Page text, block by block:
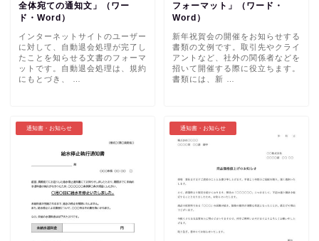
全体宛ての通知文」（ワー
ド・Word）
インターネットサイトのユーザー
に対して、自動退会処理が完了し
たことを知らせる文書のフォーマ
ットです。自動退会処理は、規約
にもとづき、 …
フォーマット」（ワード・
Word）
新年祝賀会の開催をお知らせする
書類の文例です。取引先やクライ
アントなど、社外の関係者などを
招いて開催する際に役立ちます。
書類には、新 …
通知書・お知らせ 通知書・お知らせ